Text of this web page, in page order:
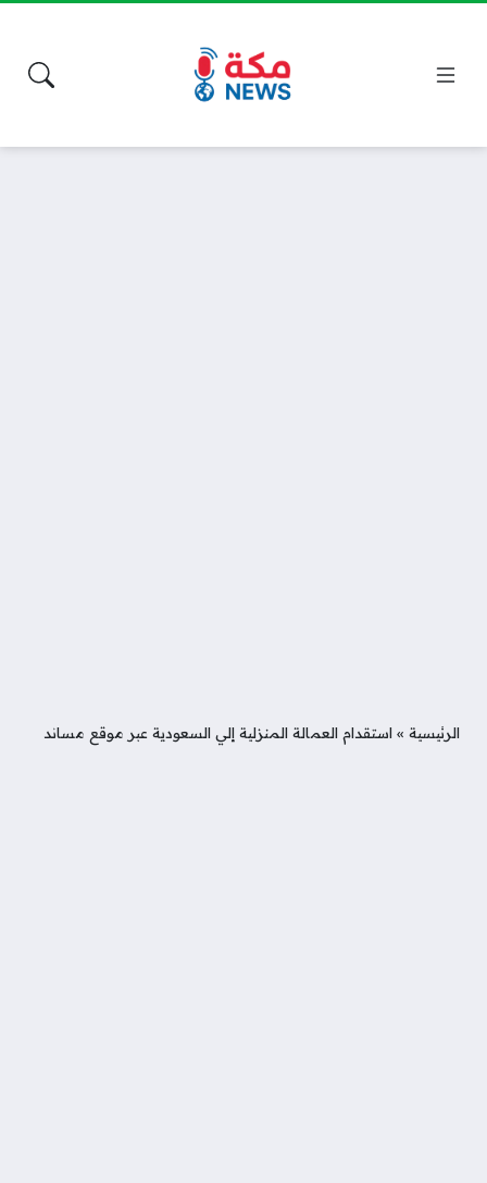
الرئيسية » استقدام العمالة المنزلية إلي السعودية عبر موقع مساند